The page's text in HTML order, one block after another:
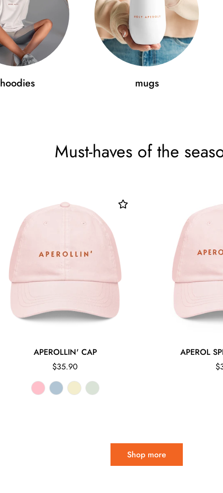
hoodies mugs
Must-haves of the
APEROLLIN' CAP
Regular
price
$35.90
APEROL
Shop more